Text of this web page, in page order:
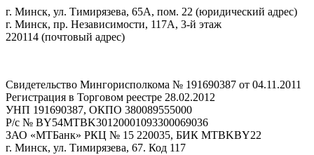
г. Минск, ул. Тимирязева, 65А, пом. 22 (юридический адрес)
г. Минск, пр. Независимости, 117А, 3-й этаж
220114 (почтовый адрес)
Свидетельство Мингорисполкома № 191690387 от 04.11.2011
Регистрация в Торговом реестре 28.02.2012
УНП 191690387, ОКПО 380089555000
Р/с № BY54MTBK30120001093300069036
ЗАО «МТБанк» РКЦ № 15 220035, БИК MTBKBY22
г. Минск, ул. Тимирязева, 67. Код 117